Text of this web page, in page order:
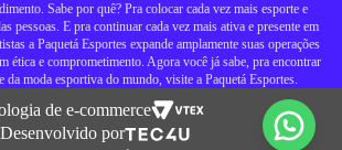
Sabe por quê? Pra colocar cada vez mais esporte e
pessoas. E pra continuar cada vez mais ativa e presente em
a Paquetá Esportes expande amplamente suas operações
ética e comprometimento. Agora você já sabe, pra encontrar
da moda esportiva do mundo, visite a Paquetá Esportes.
de e-commerce
Desenvolvido por